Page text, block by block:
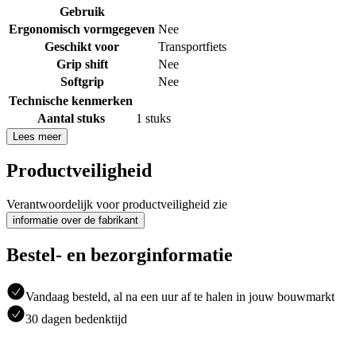
Gebruik
Ergonomisch vormgegeven Nee
Geschikt voor
Transportfiets
Grip shift
Nee
Softgrip
Nee
Technische kenmerken
Aantal stuks
1 stuks
Lees meer
Productveiligheid
Verantwoordelijk voor productveiligheid zie
informatie over de fabrikant
Bestel- en bezorginformatie
Vandaag besteld, al na een uur af te halen in jouw bouwmarkt
30 dagen bedenktijd